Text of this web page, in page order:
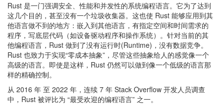
Rust 是一门强调安全、性能和并发性的系统编程语言。它为了达到
这几个目的，甚至没有一个垃圾收集器。这也使 Rust 能够应用到其
他语言做不到的地方：嵌入到其他语言，有指定空间和时间需求的
程序，写底层代码（如设备驱动程序和操作系统）。针对当前的其
他编程语言，Rust 做到了没有运行时(Runtime)，没有数据竞争。
Rust 也致力于实现“零成本抽象”，尽管这些抽象给人的感觉像一个
高级的语言。即使是这样，Rust 仍然可以做到像一个低级的语言那
样的精确控制。
从 2016 年 至 2022 年，连续 7 年 Stack Overflow 开发人员调查
中，Rust 被评比为 “最受欢迎的编程语言” 之一。